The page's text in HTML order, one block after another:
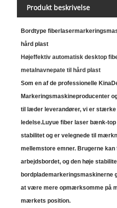
Produkt beskrivelse
Bordtype
hård plast
Højeffektiv automatisk desktop
metalnavnepate til hård plast
Som en af ​​de professionelle Kina
Markeringsmaskineproducenter
til læder leverandører, vi er
ledelse.Luyue fiber laser bænk-
stabilitet og er velegnede til
mellemstore emner. Brugerne kan
arbejdsbordet, og den høje
bordplademarkeringsmaskinerne
at være mere opmærksomme på
mærkets position.